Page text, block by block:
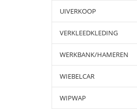
UIVERKOOP
VERKLEEDKLEDING
WERKBANK/HAMEREN
WIEBELCAR
WIPWAP